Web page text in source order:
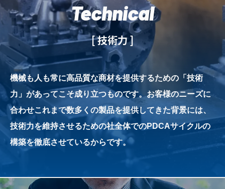
Technical
[ 技術力 ]
機械も人も常に高品質な商材を提供するための「技術
力」があってこそ成り立つものです。お客様のニーズに
合わせこれまで数多くの製品を提供してきた背景には、
技術力を維持させるための社全体でのPDCAサイクルの
構築を徹底させているからです。